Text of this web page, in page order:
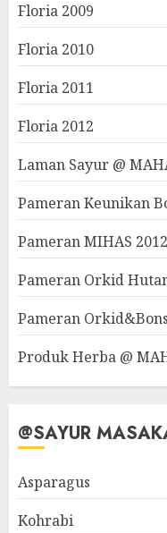
Floria 2009
Floria 2010
Floria 2011
Floria 2012
Laman Sayur @
Pameran Keunikan
Pameran MIHAS 2012
Pameran Orkid
Pameran
Produk Herba @
@SAYUR
Asparagus
Kohrabi